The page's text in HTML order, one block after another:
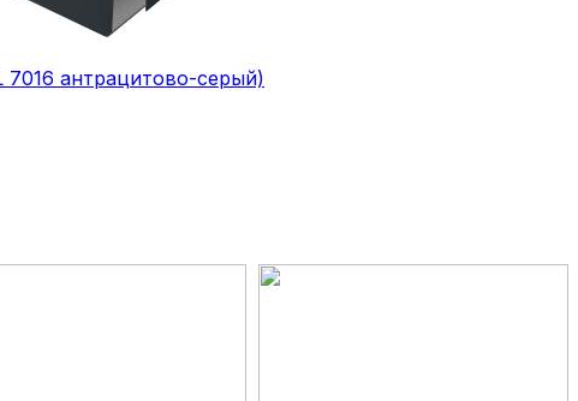
7016 антрацитово-серый)